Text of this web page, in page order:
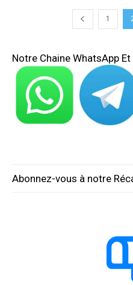
1
Notre Chaine WhatsApp
Abonnez-vous à notre